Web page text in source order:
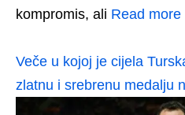
kompromis, ali Read more
Veče u kojoj je cijela
zlatnu i srebrenu medalju